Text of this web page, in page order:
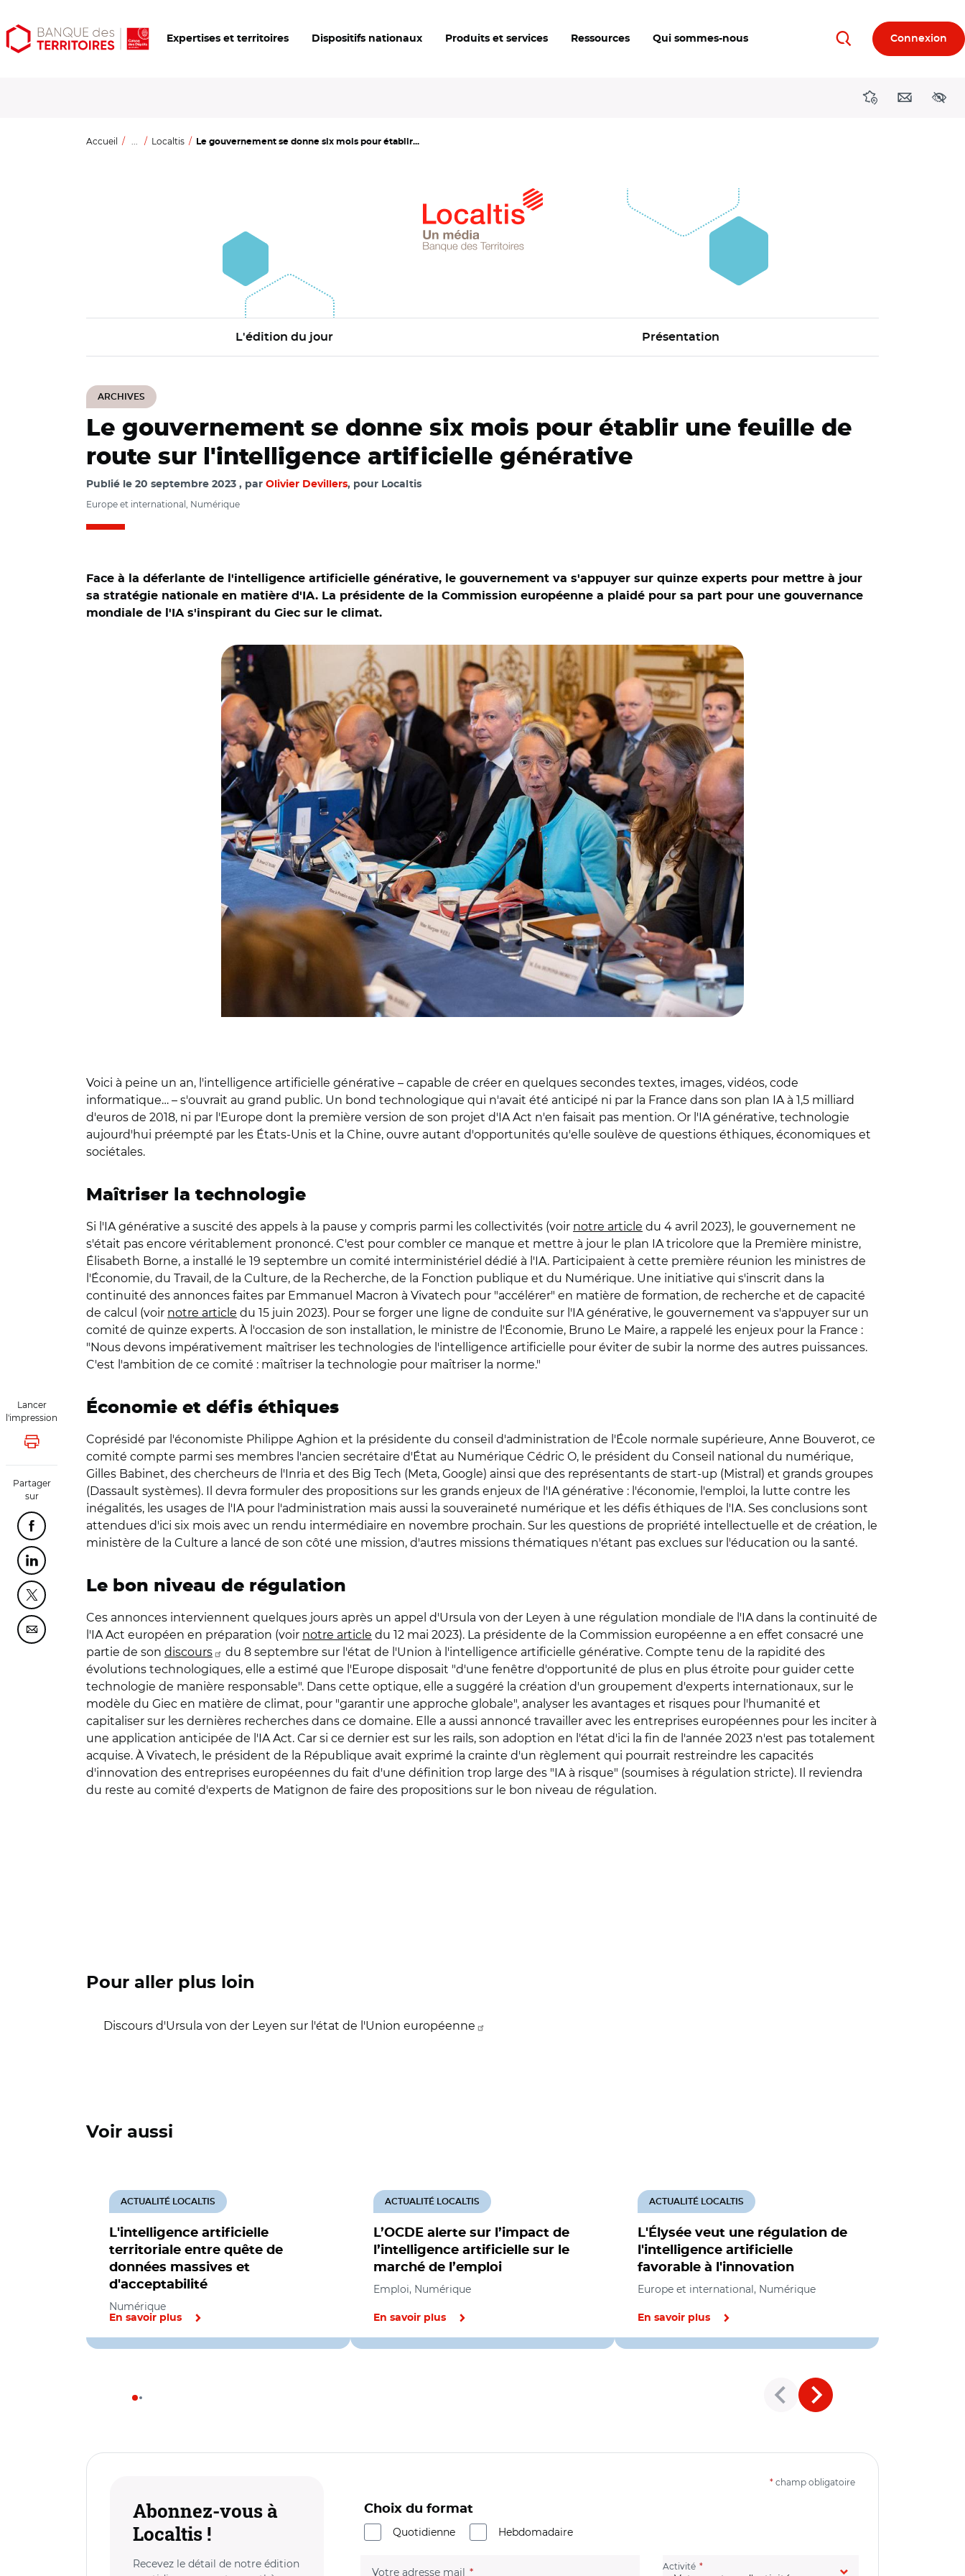
Aller
au
Aller
au
Ouvrir
les
Expertises et territoires Dispositifs nationaux Produits et services Ressources Qui sommes-nous RechercherConnexion
DirectionsContact
Accueil ... Localtis Le gouvernement se donne six mois pour établir...
L'édition du jour Présentation
ARCHIVES
Lancer
l'impression
Lancer l'impression
Partager
sur
Partager cette page sur Facebook
Partager cette page sur Linkedin
Partager cette page sur Twitter
Partager cette page sur Courriel
Le gouvernement se donne six mois pour établir une feuille de
route sur l'intelligence artificielle générative
Publié le 20 septembre 2023 par Olivier Devillers, pour Localtis
Europe et international, Numérique
Face à la déferlante de l'intelligence artificielle générative, le gouvernement va s'appuyer sur quinze experts pour mettre à jour
sa stratégie nationale en matière d'IA. La présidente de la Commission européenne a plaidé pour sa part pour une gouvernance
mondiale de l'IA s'inspirant du Giec sur le climat.
Voici à peine un an, l'intelligence artificielle générative – capable de créer en quelques secondes textes, images, vidéos, code
informatique… – s'ouvrait au grand public. Un bond technologique qui n'avait été anticipé ni par la France dans son plan IA à 1,5 milliard
d'euros de 2018, ni par l'Europe dont la première version de son projet d'IA Act n'en faisait pas mention. Or l'IA générative, technologie
aujourd'hui préempté par les États-Unis et la Chine, ouvre autant d'opportunités qu'elle soulève de questions éthiques, économiques et
sociétales.
Maîtriser la technologie
Si l'IA générative a suscité des appels à la pause y compris parmi les collectivités (voir notre article du 4 avril 2023), le gouvernement ne
s'était pas encore véritablement prononcé. C'est pour combler ce manque et mettre à jour le plan IA tricolore que la Première ministre,
Élisabeth Borne, a installé le 19 septembre un comité interministériel dédié à l'IA. Participaient à cette première réunion les ministres de
l'Économie, du Travail, de la Culture, de la Recherche, de la Fonction publique et du Numérique. Une initiative qui s'inscrit dans la
continuité des annonces faites par Emmanuel Macron à Vivatech pour "accélérer" en matière de formation, de recherche et de capacité
de calcul (voir notre article du 15 juin 2023). Pour se forger une ligne de conduite sur l'IA générative, le gouvernement va s'appuyer sur un
comité de quinze experts. À l'occasion de son installation, le ministre de l'Économie, Bruno Le Maire, a rappelé les enjeux pour la France :
"Nous devons impérativement maîtriser les technologies de l'intelligence artificielle pour éviter de subir la norme des autres puissances.
C'est l'ambition de ce comité : maîtriser la technologie pour maîtriser la norme."
Économie et défis éthiques
Coprésidé par l'économiste Philippe Aghion et la présidente du conseil d'administration de l'École normale supérieure, Anne Bouverot, ce
comité compte parmi ses membres l'ancien secrétaire d'État au Numérique Cédric O, le président du Conseil national du numérique,
Gilles Babinet, des chercheurs de l'Inria et des Big Tech (Meta, Google) ainsi que des représentants de start-up (Mistral) et grands groupes
(Dassault systèmes). Il devra formuler des propositions sur les grands enjeux de l'IA générative : l'économie, l'emploi, la lutte contre les
inégalités, les usages de l'IA pour l'administration mais aussi la souveraineté numérique et les défis éthiques de l'IA. Ses conclusions sont
attendues d'ici six mois avec un rendu intermédiaire en novembre prochain. Sur les questions de propriété intellectuelle et de création, le
ministère de la Culture a lancé de son côté une mission, d'autres missions thématiques n'étant pas exclues sur l'éducation ou la santé.
Le bon niveau de régulation
Ces annonces interviennent quelques jours après un appel d'Ursula von der Leyen à une régulation mondiale de l'IA dans la continuité de
l'IA Act européen en préparation (voir notre article du 12 mai 2023). La présidente de la Commission européenne a en effet consacré une
partie de son discours
du 8 septembre sur l'état de l'Union à l'intelligence artificielle générative. Compte tenu de la rapidité des
évolutions technologiques, elle a estimé que l'Europe disposait "d'une fenêtre d'opportunité de plus en plus étroite pour guider cette
technologie de manière responsable". Dans cette optique, elle a suggéré la création d'un groupement d'experts internationaux, sur le
modèle du Giec en matière de climat, pour "garantir une approche globale", analyser les avantages et risques pour l'humanité et
capitaliser sur les dernières recherches dans ce domaine. Elle a aussi annoncé travailler avec les entreprises européennes pour les inciter à
une application anticipée de l'IA Act. Car si ce dernier est sur les rails, son adoption en l'état d'ici la fin de l'année 2023 n'est pas totalement
acquise. À Vivatech, le président de la République avait exprimé la crainte d'un règlement qui pourrait restreindre les capacités
d'innovation des entreprises européennes du fait d'une définition trop large des "IA à risque" (soumises à régulation stricte). Il reviendra
du reste au comité d'experts de Matignon de faire des propositions sur le bon niveau de régulation.
Pour aller plus loin
Discours d'Ursula von der Leyen sur l'état de l'Union européenne
Voir aussi
L'intelligence artificielle
territoriale entre quête de
données massives et
d'acceptabilité
ACTUALITÉ LOCALTIS
Numérique
En savoir plus
L’OCDE alerte sur l’impact de
l’intelligence artificielle sur le
marché de l’emploi
ACTUALITÉ LOCALTIS
Emploi, Numérique
En savoir plus
L'Élysée veut une régulation de
l'intelligence artificielle
favorable à l'innovation
ACTUALITÉ LOCALTIS
Europe et international, Numérique
En savoir plus
Abonnez-vous à
Localtis !
Recevez le détail de notre édition
* champ obligatoire
Choix du format
Quotidienne
Hebdomadaire
Votre adresse mail (champ obligatoire) Activité (champ obligatoire)